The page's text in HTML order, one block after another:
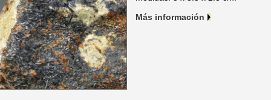
Más información